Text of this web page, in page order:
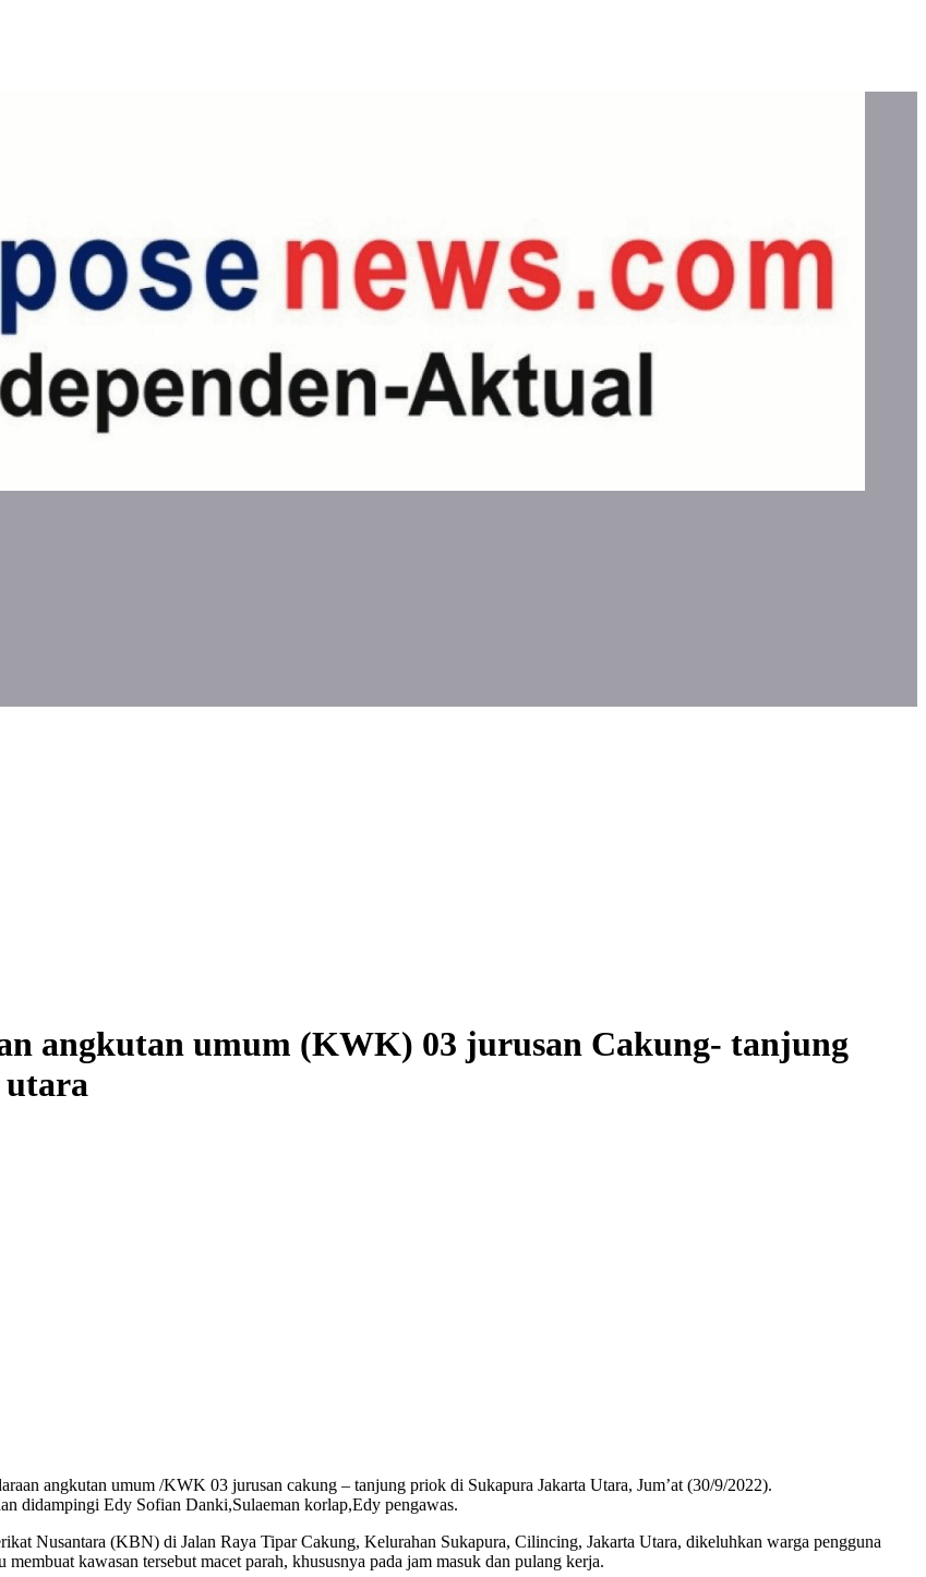
angkutan umum (KWK) 03 jurusan Cakung- tanjung
angkutan umum /KWK 03 jurusan cakung – tanjung priok di Sukapura Jakarta Utara, Jum’at (30/9/2022).
didampingi Edy Sofian Danki,Sulaeman korlap,Edy pengawas.
Nusantara (KBN) di Jalan Raya Tipar Cakung, Kelurahan Sukapura, Cilincing, Jakarta Utara, dikeluhkan warga pengguna
kawasan tersebut macet parah, khususnya pada jam masuk dan pulang kerja.